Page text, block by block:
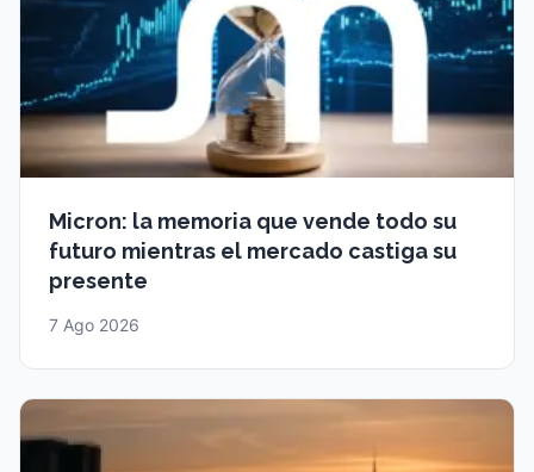
Micron: la memoria que vende todo su
futuro mientras el mercado castiga su
presente
7 Ago 2026